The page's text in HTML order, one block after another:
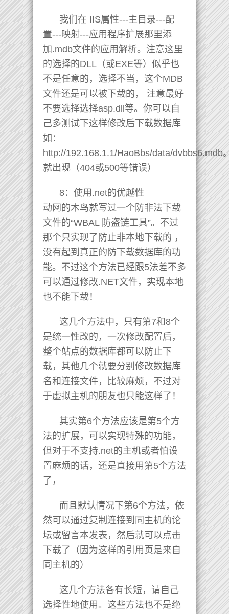
我们在 IIS属性---主目录---配
置---映射---应用程序扩展那里添
加.mdb文件的应用解析。注意这里
的选择的DLL（或EXE等）似乎也
不是任意的，选择不当，这个MDB
文件还是可以被下载的， 注意最好
不要选择选择asp.dll等。你可以自
己多测试下这样修改后下载数据库
如：
http://192.168.1.1/HaoBbs/data/dvbbs6.mdb
就出现（404或500等错误）
8：使用.net的优越性
动网的木鸟就写过一个防非法下载
文件的“WBAL 防盗链工具”。不过
那个只实现了防止非本地下载的 ，
没有起到真正的防下载数据库的功
能。不过这个方法已经跟5法差不多
可以通过修改.NET文件，实现本地
也不能下载！
这几个方法中，只有第7和8个
是统一性改的，一次修改配置后，
整个站点的数据库都可以防止下
载，其他几个就要分别修改数据库
名和连接文件，比较麻烦，不过对
于虚拟主机的朋友也只能这样了！
其实第6个方法应该是第5个方
法的扩展，可以实现特殊的功能，
但对于不支持.net的主机或者怕设
置麻烦的话，还是直接用第5个方法
了，
而且默认情况下第6个方法，依
然可以通过复制连接到同主机的论
坛或留言本发表，然后就可以点击
下载了（因为这样的引用页是来自
同主机的）
这几个方法各有长短，请自己
选择性地使用。这些方法也不是绝